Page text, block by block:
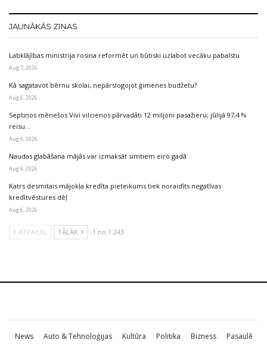
JAUNĀKĀS ZIŅAS
Labklājības ministrija rosina reformēt un būtiski uzlabot vecāku pabalstu
Aug 7, 2026
Kā sagatavot bērnu skolai, nepārslogojot ģimenes budžetu?
Aug 6, 2026
Septiņos mēnešos Vivi vilcienos pārvadāti 12 miljoni pasažieru; jūlijā 97,4 %
reisu…
Aug 6, 2026
Naudas glabāšana mājās var izmaksāt simtiem eiro gadā
Aug 6, 2026
Katrs desmitais mājokļa kredīta pieteikums tiek noraidīts negatīvas
kredītvēstures dēļ
Aug 6, 2026
ATPAKAĻ TĀLĀK 1 no 1 243
News Auto & Tehnoloģijas Kultūra Politika Bizness
Pasaulē